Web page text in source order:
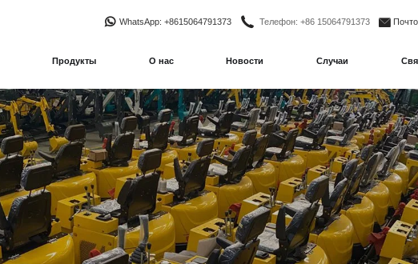
Продукты О нас Новости Случаи
WhatsApp: +8615064791373 Телефон: +86 15064791373